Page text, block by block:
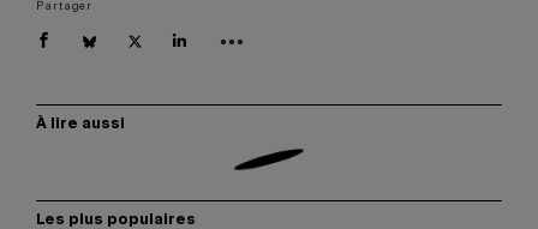
Partager
À lire aussi
Les plus populaires